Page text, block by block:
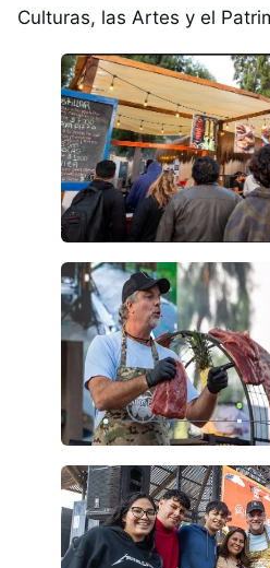
Culturas, las Artes y el